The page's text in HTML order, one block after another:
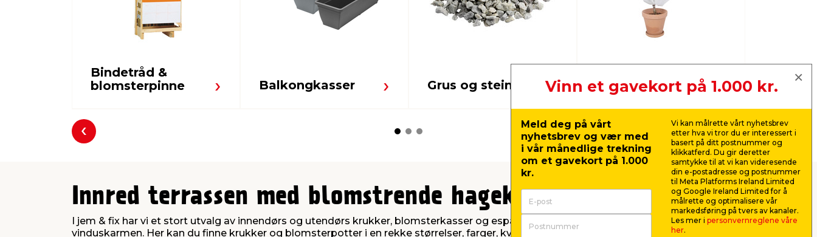
Bindetråd &
blomsterpinne
Balkongkasser Grus og stein
e til planter
Forrige Neste
Innred terrassen med blomstrende hagekrukker
I jem & fix har vi et stort utvalg av innendørs og utendørs krukker, blomsterkasser og espalier til hagen, terrassen, balkongen eller
vinduskarmen. Her kan du finne krukker og blomsterpotter i en rekke størrelser, farger, kvaliteter og prisklasser, og i jem & fix har vi
Vinn et gavekort på 1.000 kr.
Meld deg på vårt
nyhetsbrev og vær med
i vår månedlige trekning
om et gavekort på 1.000
kr.
Vi kan målrette vårt nyhetsbrev
etter hva vi tror du er interessert i
basert på ditt postnummer og
klikkatferd. Du gir deretter
samtykke til at vi kan videresende
din e-postadresse og postnummer
til Meta Platforms Ireland Limited
og Google Ireland Limited for å
målrette og optimalisere vår
markedsføring på tvers av kanaler.
Les mer i personvernreglene våre
her.